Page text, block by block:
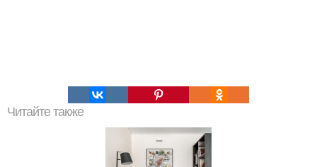
Читайте также